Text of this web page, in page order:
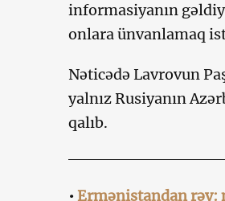
informasiyanın
onlara ünvanlamaq
Nəticədə Lavrovun
yalnız Rusiyanın
qalıb.
•Ermənistandan rəy: